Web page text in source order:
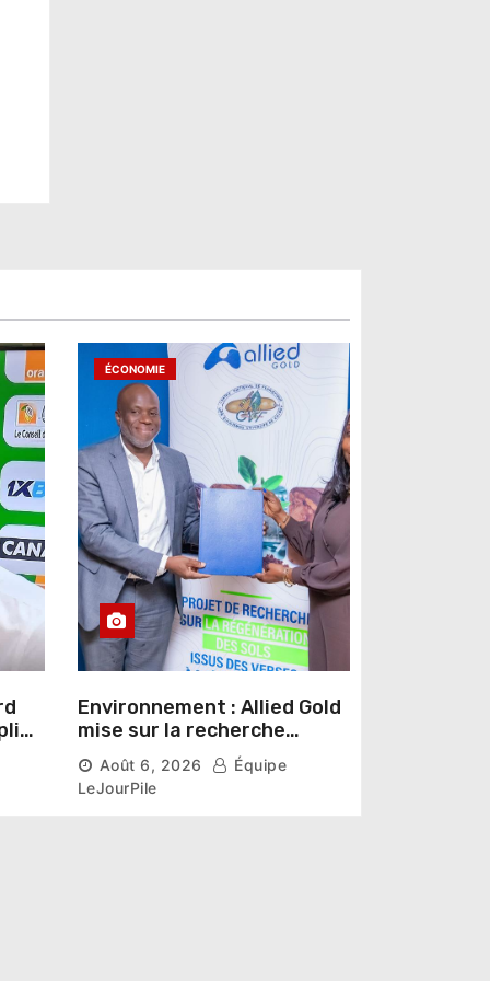
ÉCONOMIE
Environnement : Allied Gold
mise sur la recherche
scientifique pour restaurer
les sols de ses sites miniers
Août 6, 2026
Équipe
LeJourPile